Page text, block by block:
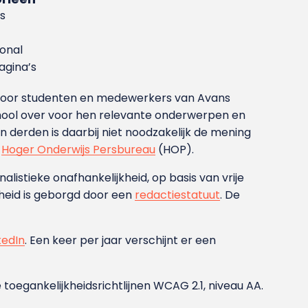
studenten en medewerkers van Avans
over voor hen relevante onderwerpen en
is daarbij niet noodzakelijk de mening
Hoger Onderwijs Persbureau (HOP).
onafhankelijkheid, op basis van vrije
is geborgd door een redactiestatuut. De
. Een keer per jaar verschijnt er een
WCAG 2.1, niveau AA.